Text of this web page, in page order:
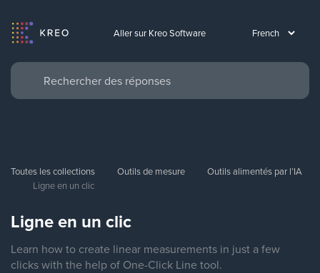
Aller sur Kreo Software
Toutes les collections Outils de mesure
Outils alimentés par l’IA
Ligne en un clic
Ligne en un clic
Learn how to create linear measurements in just a few
clicks with the help of One-Click Line tool.